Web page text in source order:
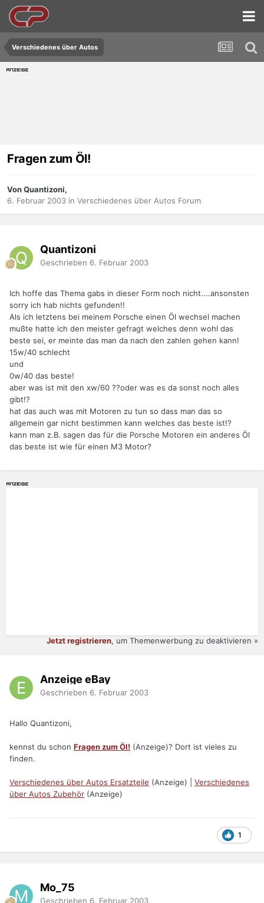
Verschiedenes über Autos
Fragen zum Öl!
Von Quantizoni,
6. Februar 2003 in Verschiedenes über Autos Forum
Quantizoni
Geschrieben 6. Februar 2003
Ich hoffe das Thema gabs in dieser Form noch nicht....ansonsten
sorry ich hab nichts gefunden!!
Als ich letztens bei meinem Porsche einen Öl wechsel machen
mußte hatte ich den meister gefragt welches denn wohl das
beste sei, er meinte das man da nach den zahlen gehen kann!
15w/40 schlecht
und
0w/40 das beste!
aber was ist mit den xw/60 ??oder was es da sonst noch alles
gibt!?
hat das auch was mit Motoren zu tun so dass man das so
allgemein gar nicht bestimmen kann welches das beste ist!?
kann man z.B. sagen das für die Porsche Motoren ein anderes Öl
das beste ist wie für einen M3 Motor?
Jetzt registrieren, um Themenwerbung zu deaktivieren »
Anzeige eBay
Geschrieben 6. Februar 2003
Hallo Quantizoni,
kennst du schon Fragen zum Öl! (Anzeige)? Dort ist vieles zu
finden.
Verschiedenes über Autos Ersatzteile (Anzeige) | Verschiedenes
über Autos Zubehör (Anzeige)
1
Mo_75
Geschrieben 6. Februar 2003